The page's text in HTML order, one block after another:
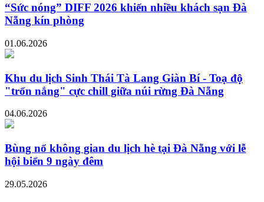
“Sức nóng” DIFF 2026 khiến nhiều khách sạn Đà
Nẵng kín phòng
01.06.2026
Khu du lịch Sinh Thái Tà Lang Giàn Bí - Toạ độ
"trốn nắng" cực chill giữa núi rừng Đà Nẵng
04.06.2026
Bùng nổ không gian du lịch hè tại Đà Nẵng với lễ
hội biển 9 ngày đêm
29.05.2026